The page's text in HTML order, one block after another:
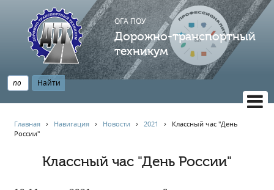
ОГА ПОУ
Дорожно-транспортный
техникум
НАВИГАЦИЯ
Главная
Главная › Навигация › Новости ›2021 › Классный час "День
России"
Классный час "День России"